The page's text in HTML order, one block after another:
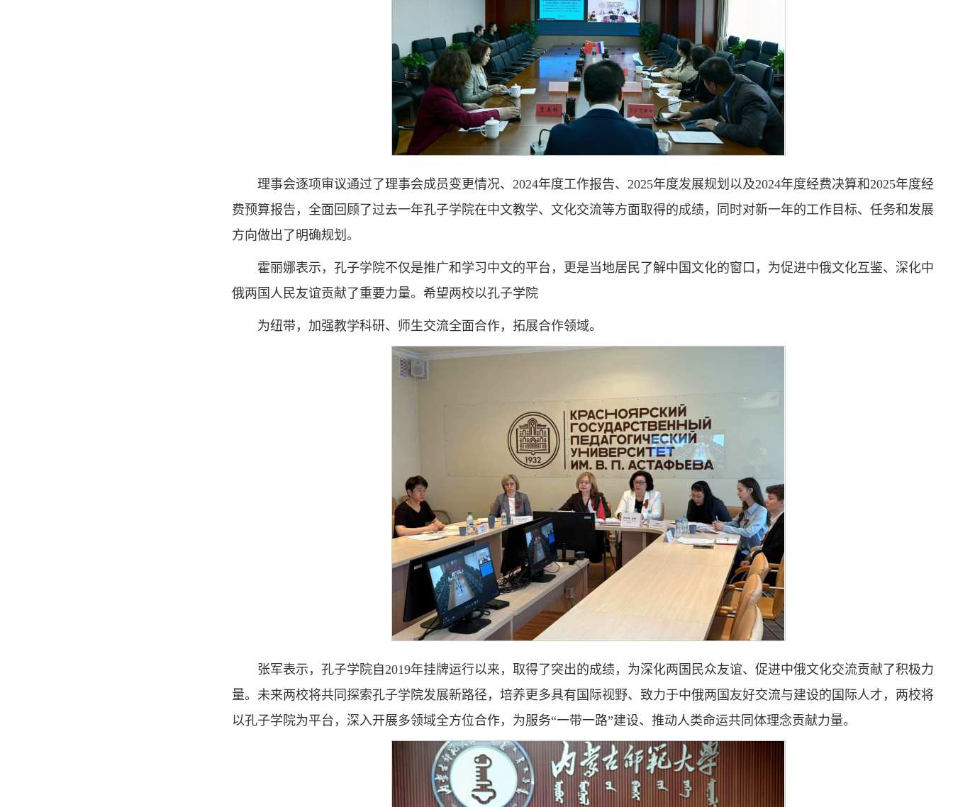
理事会逐项审议通过了理事会成员变更情况、2024年度工作报告、2025年度发展规划以及2024年度经费决算和2025年度经
费预算报告，全面回顾了过去一年孔子学院在中文教学、文化交流等方面取得的成绩，同时对新一年的工作目标、任务和发展
方向做出了明确规划。
霍丽娜表示，孔子学院不仅是推广和学习中文的平台，更是当地居民了解中国文化的窗口，为促进中俄文化互鉴、深化中
俄两国人民友谊贡献了重要力量。希望两校以孔子学院
为纽带，加强教学科研、师生交流全面合作，拓展合作领域。
张军表示，孔子学院自2019年挂牌运行以来，取得了突出的成绩，为深化两国民众友谊、促进中俄文化交流贡献了积极力
量。未来两校将共同探索孔子学院发展新路径，培养更多具有国际视野、致力于中俄两国友好交流与建设的国际人才，两校将
以孔子学院为平台，深入开展多领域全方位合作，为服务“一带一路”建设、推动人类命运共同体理念贡献力量。